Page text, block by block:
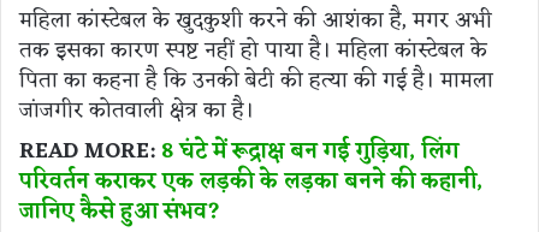
महिला कांस्टेबल के खुदकुशी करने की आशंका है, मगर अभी
तक इसका कारण स्पष्ट नहीं हो पाया है। महिला कांस्टेबल के
पिता का कहना है कि उनकी बेटी की हत्या की गई है। मामला
जांजगीर कोतवाली क्षेत्र का है।
READ MORE:8 घंटे में रूद्राक्ष बन गई गुड़िया, लिंग
परिवर्तन कराकर एक लड़की के लड़का बनने की कहानी,
जानिए कैसे हुआ संभव?